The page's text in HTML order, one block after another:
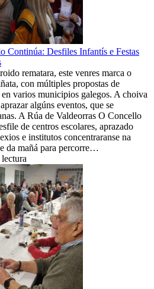
Continúa: Desfiles Infantís e Festas
rematara, este venres marca o
con múltiples propostas de
varios municipios galegos. A choiva
algúns eventos, que se
A Rúa de Valdeorras O Concello
de centros escolares, aprazado
e institutos concentraranse na
da mañá para percorre…